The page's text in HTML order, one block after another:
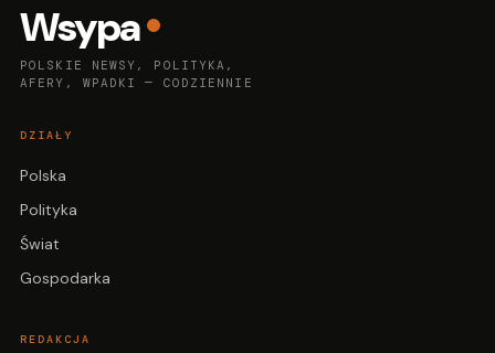
Wsypa
POLSKIE NEWSY, POLITYKA,
AFERY, WPADKI — CODZIENNIE
DZIAŁY
Polska
Polityka
Świat
Gospodarka
REDAKCJA